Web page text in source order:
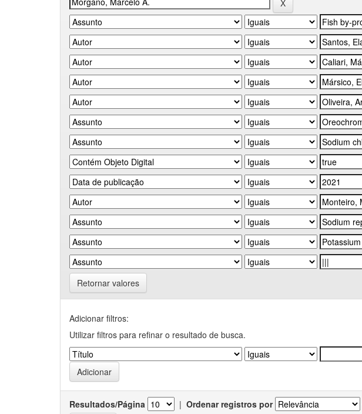
Retornar valores
Adicionar filtros:
Utilizar filtros para refinar o resultado de busca.
Resultados/Página | Ordenar registros por